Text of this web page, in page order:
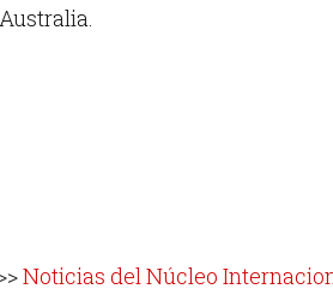
Noticias del Núcleo